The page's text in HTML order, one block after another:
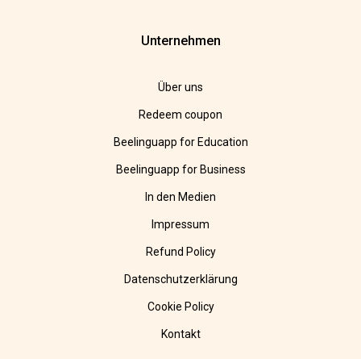
Unternehmen
Über uns
Redeem coupon
Beelinguapp for Education
Beelinguapp for Business
In den Medien
Impressum
Refund Policy
Datenschutzerklärung
Cookie Policy
Kontakt